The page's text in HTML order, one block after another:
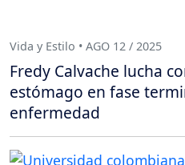
Vida y Estilo • AGO 12 / 2025
Fredy Calvache lucha
estómago en fase
enfermedad